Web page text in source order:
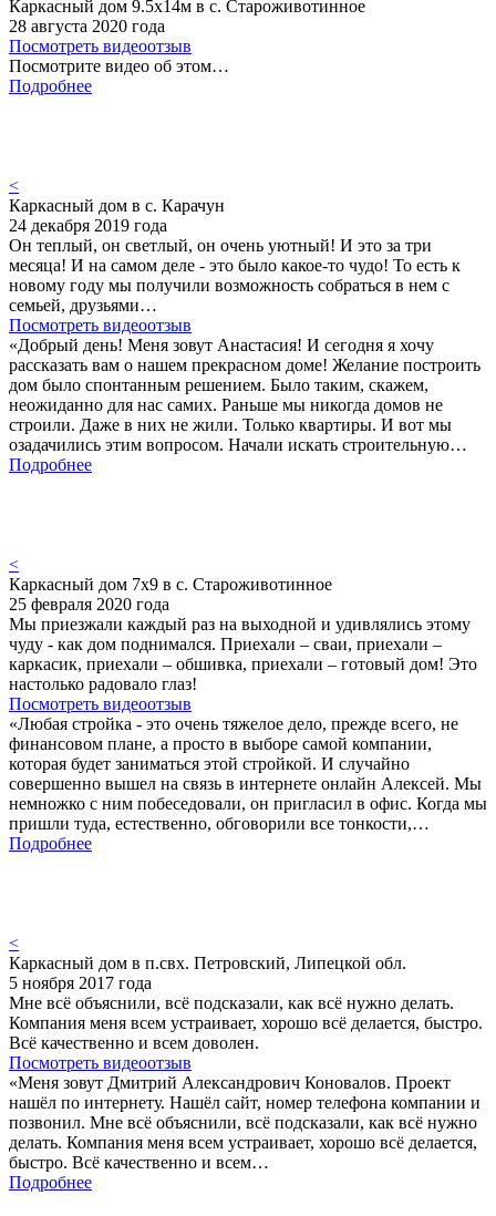
Каркасный дом 9.5х14м в с. Староживотинное
28 августа 2020 года
Посмотреть видеоотзыв
Посмотрите видео об этом…
Подробнее
<
Каркасный дом в с. Карачун
24 декабря 2019 года
Он теплый, он светлый, он очень уютный! И это за три
месяца! И на самом деле - это было какое-то чудо! То есть к
новому году мы получили возможность собраться в нем с
семьей, друзьями…
Посмотреть видеоотзыв
«Добрый день! Меня зовут Анастасия! И сегодня я хочу
рассказать вам о нашем прекрасном доме! Желание построить
дом было спонтанным решением. Было таким, скажем,
неожиданно для нас самих. Раньше мы никогда домов не
строили. Даже в них не жили. Только квартиры. И вот мы
озадачились этим вопросом. Начали искать строительную…
Подробнее
<
Каркасный дом 7х9 в с. Староживотинное
25 февраля 2020 года
Мы приезжали каждый раз на выходной и удивлялись этому
чуду - как дом поднимался. Приехали – сваи, приехали –
каркасик, приехали – обшивка, приехали – готовый дом! Это
настолько радовало глаз!
Посмотреть видеоотзыв
«Любая стройка - это очень тяжелое дело, прежде всего, не
финансовом плане, а просто в выборе самой компании,
которая будет заниматься этой стройкой. И случайно
совершенно вышел на связь в интернете онлайн Алексей. Мы
немножко с ним побеседовали, он пригласил в офис. Когда мы
пришли туда, естественно, обговорили все тонкости,…
Подробнее
<
Каркасный дом в п.свх. Петровский, Липецкой обл.
5 ноября 2017 года
Мне всё объяснили, всё подсказали, как всё нужно делать.
Компания меня всем устраивает, хорошо всё делается, быстро.
Всё качественно и всем доволен.
Посмотреть видеоотзыв
«Меня зовут Дмитрий Александрович Коновалов. Проект
нашёл по интернету. Нашёл сайт, номер телефона компании и
позвонил. Мне всё объяснили, всё подсказали, как всё нужно
делать. Компания меня всем устраивает, хорошо всё делается,
быстро. Всё качественно и всем…
Подробнее